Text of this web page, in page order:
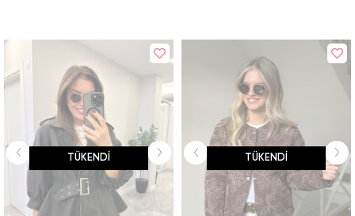
TÜKENDI TÜKENDI